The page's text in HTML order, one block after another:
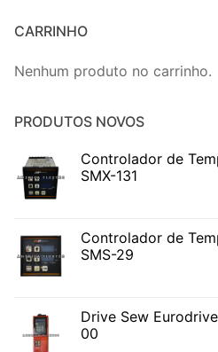
CARRINHO
Nenhum produto no carrinho.
PRODUTOS NOVOS
Controlador de
SMX-131
Controlador de
SMS-29
Drive Sew
00